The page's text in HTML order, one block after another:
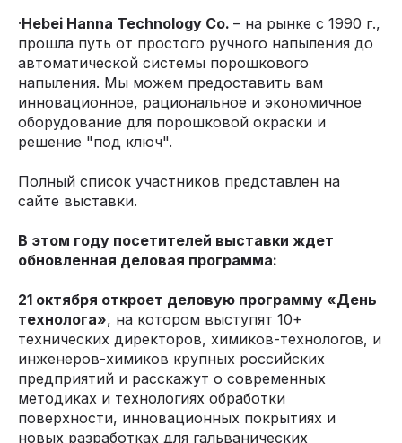
·Hebei Hanna Technology Co. – на рынке с 1990 г.,
прошла путь от простого ручного напыления до
автоматической системы порошкового
напыления. Мы можем предоставить вам
инновационное, рациональное и экономичное
оборудование для порошковой окраски и
решение "под ключ".
Полный список участников представлен на
сайте выставки.
В этом году посетителей выставки ждет
обновленная деловая программа:
21 октября откроет деловую программу «День
технолога», на котором выступят 10+
технических директоров, химиков-технологов, и
инженеров-химиков крупных российских
предприятий и расскажут о современных
методиках и технологиях обработки
поверхности, инновационных покрытиях и
новых разработках для гальванических